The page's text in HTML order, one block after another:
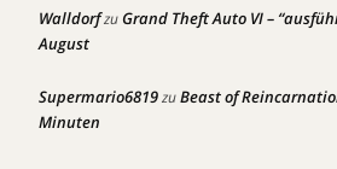
WalldorfzuGrand Theft Auto VI –
August
Supermario6819zuBeast of
Minuten